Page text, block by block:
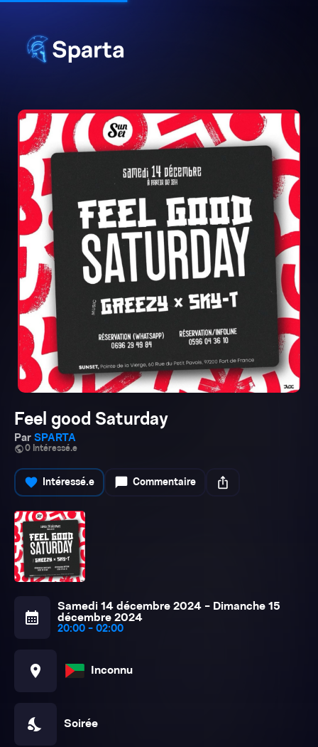
Feel good Saturday
Par SPARTA
public0 Intéressé.e
favorite Intéressé.e chat_bubble Commentaire ios_share
calendar_month
Samedi 14 décembre 2024 - Dimanche 15
décembre 2024
20:00 - 02:00
location_on Inconnu
nights_stay Soirée